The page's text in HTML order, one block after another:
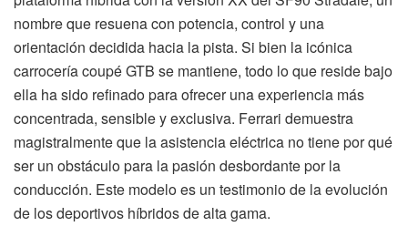
nombre que resuena con potencia, control y una
orientación decidida hacia la pista. Si bien la icónica
carrocería coupé GTB se mantiene, todo lo que reside bajo
ella ha sido refinado para ofrecer una experiencia más
concentrada, sensible y exclusiva. Ferrari demuestra
magistralmente que la asistencia eléctrica no tiene por qué
ser un obstáculo para la pasión desbordante por la
conducción. Este modelo es un testimonio de la evolución
de los deportivos híbridos de alta gama.